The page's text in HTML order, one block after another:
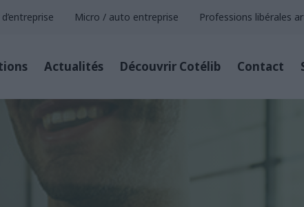
Micro / auto entreprise Professions libérales
Actualités Découvrir Cotélib Contact